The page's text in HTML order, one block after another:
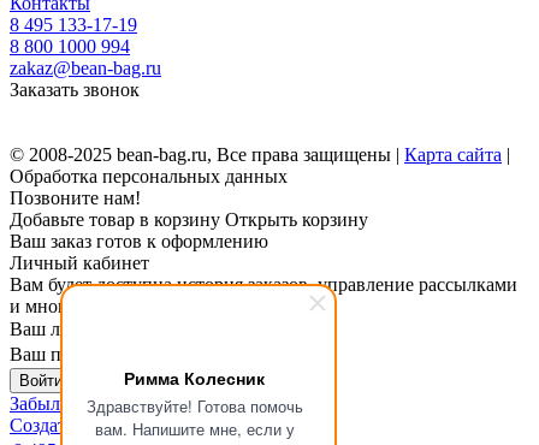
Римма Колесник
Здравствуйте! Готова помочь
вам. Напишите мне, если у
8 495 133-17-19
8 800 1000 994
zakaz@bean-bag.ru
Заказать звонок
© 2008-2025 bean-bag.ru, Все права защищены | Карта сайта |
Обработка персональных данных
Позвоните нам!
Добавьте товар в корзину Открыть корзину
Ваш заказ готов к оформлению
Личный кабинет
Вам будет доступна история заказов, управление рассылками
и многое другое.
Ваш логин
Ваш пароль
Войти в личный кабинет
Забыли пароль?
Создать личный кабинет